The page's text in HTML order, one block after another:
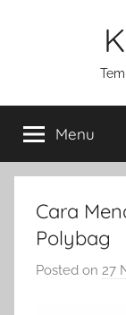
Menu
Cara
Polybag
Posted on 27